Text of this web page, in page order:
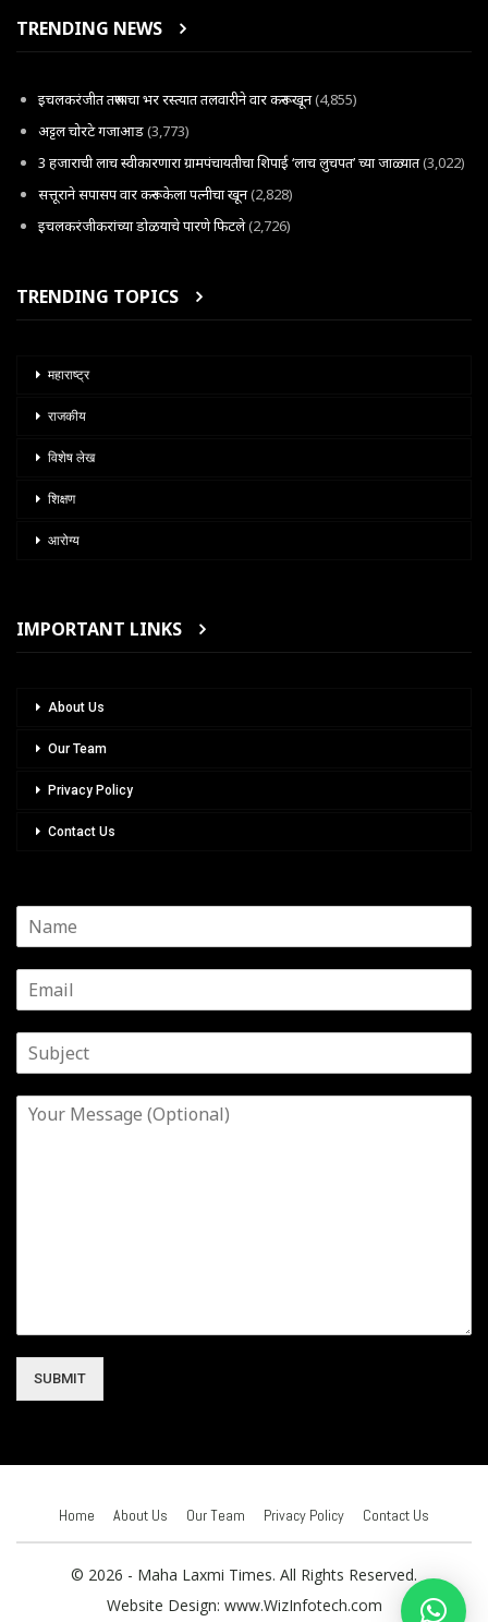
TRENDING NEWS
इचलकरंजीत तरूणाचा भर रस्त्यात तलवारीने वार करून खून(4,855)
अट्टल चोरटे गजाआड(3,773)
3 हजाराची लाच स्वीकारणारा ग्रामपंचायतीचा शिपाई ‘लाच लुचपत’ च्या जाळ्यात(3,022)
सत्तूराने सपासप वार करून केला पत्नीचा खून(2,828)
इचलकरंजीकरांच्या डोळयाचे पारणे फिटले(2,726)
TRENDING TOPICS
महाराष्ट्र
राजकीय
विशेष लेख
शिक्षण
आरोग्य
IMPORTANT LINKS
About Us
Our Team
Privacy Policy
Contact Us
SUBMIT
Home About Us Our Team Privacy Policy Contact Us
© 2026 - Maha Laxmi Times. All Rights Reserved.
Website Design: www.WizInfotech.com